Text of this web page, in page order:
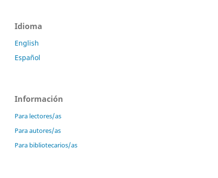
Idioma
English
Español
Información
Para lectores/as
Para autores/as
Para bibliotecarios/as